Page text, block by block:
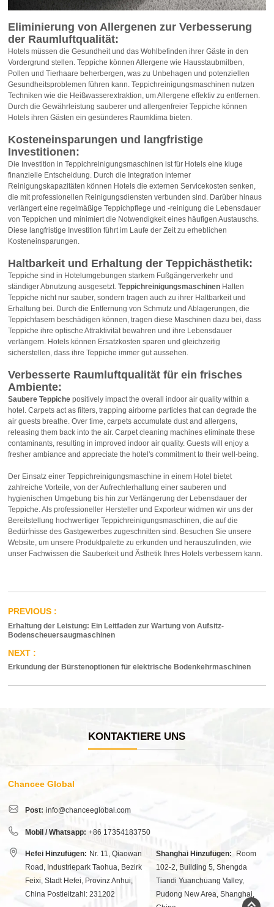
Eliminierung von Allergenen zur Verbesserung
der Raumluftqualität:
Hotels müssen die Gesundheit und das Wohlbefinden ihrer Gäste in den
Vordergrund stellen. Teppiche können Allergene wie Hausstaubmilben,
Pollen und Tierhaare beherbergen, was zu Unbehagen und potenziellen
Gesundheitsproblemen führen kann. Teppichreinigungsmaschinen nutzen
Techniken wie die Heißwasserextraktion, um Allergene effektiv zu entfernen.
Durch die Gewährleistung sauberer und allergenfreier Teppiche können
Hotels ihren Gästen ein gesünderes Raumklima bieten.
Kosteneinsparungen und langfristige
Investitionen:
Die Investition in Teppichreinigungsmaschinen ist für Hotels eine kluge
finanzielle Entscheidung. Durch die Integration interner
Reinigungskapazitäten können Hotels die externen Servicekosten senken,
die mit professionellen Reinigungsdiensten verbunden sind. Darüber hinaus
verlängert eine regelmäßige Teppichpflege und -reinigung die Lebensdauer
von Teppichen und minimiert die Notwendigkeit eines häufigen Austauschs.
Diese langfristige Investition führt im Laufe der Zeit zu erheblichen
Kosteneinsparungen.
Haltbarkeit und Erhaltung der Teppichästhetik:
Teppiche sind in Hotelumgebungen starkem Fußgängerverkehr und
ständiger Abnutzung ausgesetzt.Teppichreinigungsmaschinen Halten
Teppiche nicht nur sauber, sondern tragen auch zu ihrer Haltbarkeit und
Erhaltung bei. Durch die Entfernung von Schmutz und Ablagerungen, die
Teppichfasern beschädigen können, tragen diese Maschinen dazu bei, dass
Teppiche ihre optische Attraktivität bewahren und ihre Lebensdauer
verlängern. Hotels können Ersatzkosten sparen und gleichzeitig
sicherstellen, dass ihre Teppiche immer gut aussehen.
Verbesserte Raumluftqualität für ein frisches
Ambiente:
Saubere Teppiche positively impact the overall indoor air quality within a
hotel. Carpets act as filters, trapping airborne particles that can degrade the
air guests breathe. Over time, carpets accumulate dust and allergens,
releasing them back into the air. Carpet cleaning machines eliminate these
contaminants, resulting in improved indoor air quality. Guests will enjoy a
fresher ambiance and appreciate the hotel's commitment to their well-being.
Der Einsatz einer Teppichreinigungsmaschine in einem Hotel bietet
zahlreiche Vorteile, von der Aufrechterhaltung einer sauberen und
hygienischen Umgebung bis hin zur Verlängerung der Lebensdauer der
Teppiche. Als professioneller Hersteller und Exporteur widmen wir uns der
Bereitstellung hochwertiger Teppichreinigungsmaschinen, die auf die
Bedürfnisse des Gastgewerbes zugeschnitten sind. Besuchen Sie unsere
Website, um unsere Produktpalette zu erkunden und herauszufinden, wie
unser Fachwissen die Sauberkeit und Ästhetik Ihres Hotels verbessern kann.
Erhaltung der Leistung: Ein Leitfaden zur Wartung von Aufsitz-
Bodenscheuersaugmaschinen
Erkundung der Bürstenoptionen für elektrische Bodenkehrmaschinen
KONTAKTIERE UNS
Chancee Global
Post: info@chanceeglobal.com
Mobil / Whatsapp: +86 17354183750
Hefei Hinzufügen: Nr. 11, Qiaowan
Road, Industriepark Taohua, Bezirk
Feixi, Stadt Hefei, Provinz Anhui,
China Postleitzahl: 231202
Shanghai Hinzufügen:
Room
102-2, Building 5, Shengda
Tiandi Yuanchuang Valley,
Pudong New Area, Shanghai,